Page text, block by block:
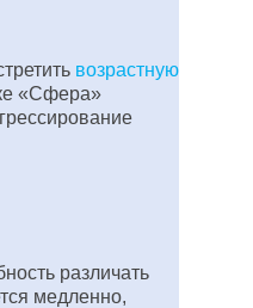
возрастную
«Сфера»
различать
медленно,